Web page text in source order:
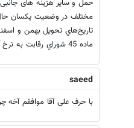
حمل و سایر هزینه های
ماده 45 شوراي رقابت به نرخ آبان‌ماه1391 محاسبه و خودرو تحويل مشتريان گردد؟
saeed
با حرف علی آقا موافقم آخه